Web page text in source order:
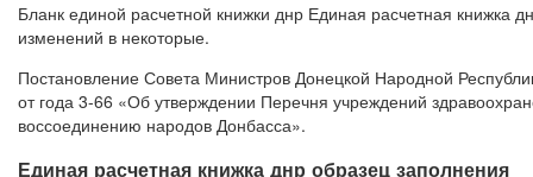
Бланк единой расчетной книжки днр Единая расчетная книжка
изменений в некоторые.
Постановление Совета Министров Донецкой Народной
от года 3-66 «Об утверждении Перечня учреждений
воссоединению народов Донбасса».
Единая расчетная книжка днр образец заполнения